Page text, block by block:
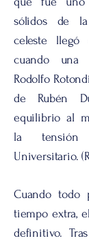
sólidos de
celeste llegó
cuando una
Rodolfo
de Rubén
equilibrio al
la
Universitario.
Cuando todo
tiempo extra,
definitivo.